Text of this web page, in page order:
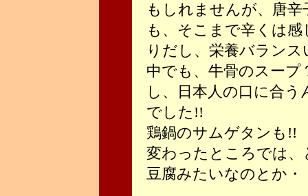
もしれませんが、唐
も、そこまで辛くは
りだし、栄養バランス
中でも、牛骨のスー
し、日本人の口に合
でした!!
鶏鍋のサムゲタンも!!
変わったところでは
豆腐みたいなのとか・